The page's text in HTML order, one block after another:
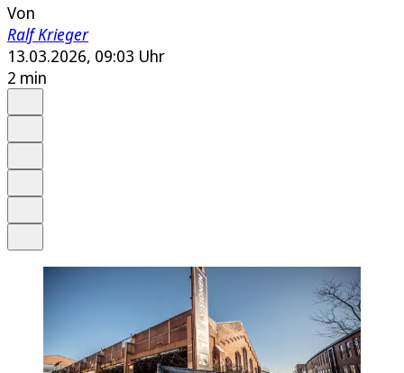
Von
Ralf Krieger
13.03.2026, 09:03 Uhr
2 min